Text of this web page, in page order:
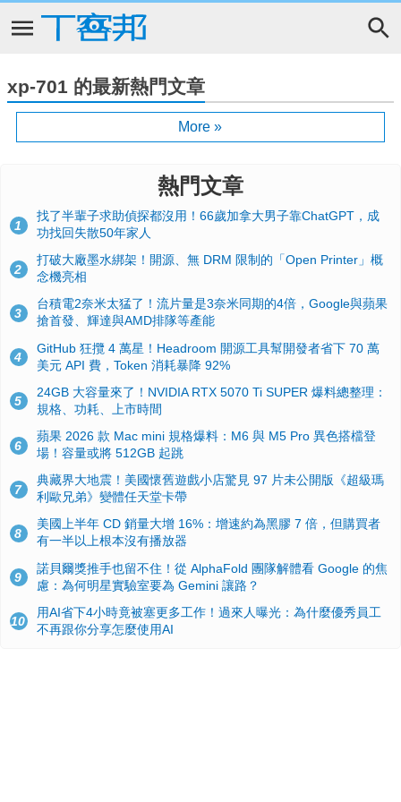
xp-701 的最新熱門文章
More »
熱門文章
1
找了半輩子求助偵探都沒用！66歲加拿大男子靠ChatGPT，成
功找回失散50年家人
2
打破大廠墨水綁架！開源、無 DRM 限制的「Open Printer」概
念機亮相
3
台積電2奈米太猛了！流片量是3奈米同期的4倍，Google與蘋果
搶首發、輝達與AMD排隊等產能
4
GitHub 狂攬 4 萬星！Headroom 開源工具幫開發者省下 70 萬
美元 API 費，Token 消耗暴降 92%
5
24GB 大容量來了！NVIDIA RTX 5070 Ti SUPER 爆料總整理：
規格、功耗、上市時間
6
蘋果 2026 款 Mac mini 規格爆料：M6 與 M5 Pro 異色搭檔登
場！容量或將 512GB 起跳
7
典藏界大地震！美國懷舊遊戲小店驚見 97 片未公開版《超級瑪
利歐兄弟》變體任天堂卡帶
8
美國上半年 CD 銷量大增 16%：增速約為黑膠 7 倍，但購買者
有一半以上根本沒有播放器
9
諾貝爾獎推手也留不住！從 AlphaFold 團隊解體看 Google 的焦
慮：為何明星實驗室要為 Gemini 讓路？
10
用AI省下4小時竟被塞更多工作！過來人曝光：為什麼優秀員工
不再跟你分享怎麼使用AI